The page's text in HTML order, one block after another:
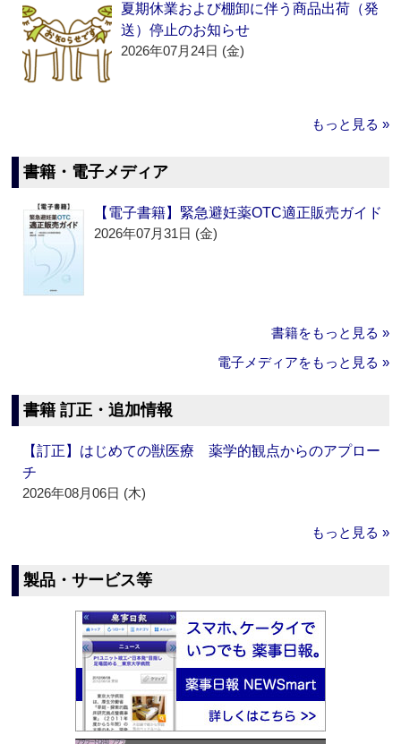
夏期休業および棚卸に伴う商品出荷（発
送）停止のお知らせ
2026年07月24日 (金)
もっと見る »
書籍・電子メディア
【電子書籍】緊急避妊薬OTC適正販売ガイド
2026年07月31日 (金)
書籍をもっと見る »
電子メディアをもっと見る »
書籍 訂正・追加情報
【訂正】はじめての獣医療 薬学的観点からのアプロー
チ
2026年08月06日 (木)
もっと見る »
製品・サービス等